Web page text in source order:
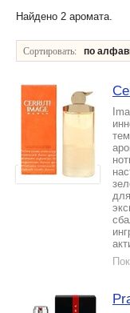
Найдено 2 аромата.
Сортировать: по